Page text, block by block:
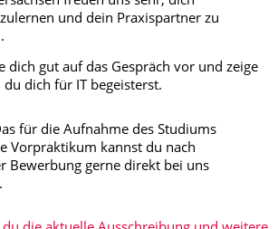
und dein Praxispartner zu
dich gut auf das Gespräch vor und zeige
dich für IT begeisterst.
für die Aufnahme des Studiums
Vorpraktikum kannst du nach
Bewerbung gerne direkt bei uns